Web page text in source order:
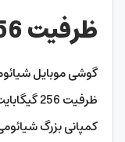
ظرفیت 256 گیگابایت
ظرفیت
کمپانی بزرگ